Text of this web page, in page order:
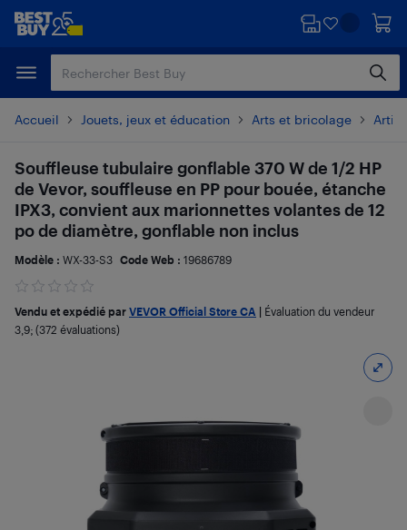
Passer
principal
Passer
Accueil Jouets, jeux et éducation Arts et bricolage
Souffleuse tubulaire gonflable 370 W de 1/2 HP
de Vevor, souffleuse en PP pour bouée, étanche
IPX3, convient aux marionnettes volantes de 12
po de diamètre, gonflable non inclus
Modèle : WX-33-S3 Code Web : 19686789
Vendu et expédié par VEVOR Official Store CA
Évaluation du vendeur
3,9; (372 évaluations)